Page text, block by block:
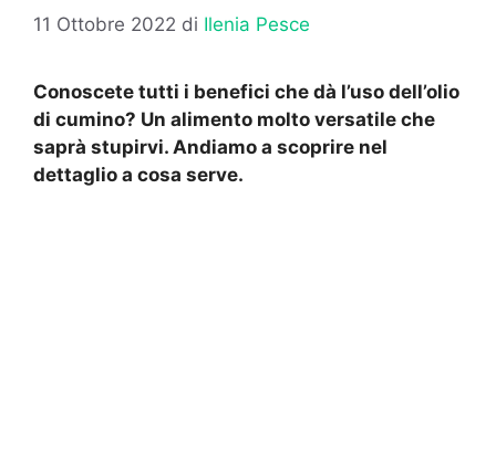
11 Ottobre 2022 di Ilenia Pesce
Conoscete tutti i benefici che dà l’uso dell’olio
di cumino? Un alimento molto versatile che
saprà stupirvi. Andiamo a scoprire nel
dettaglio a cosa serve.